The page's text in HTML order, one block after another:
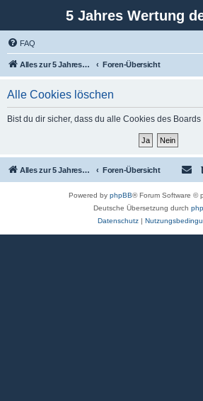
5 Jahres Wertung
FAQ
Alles zur 5 Jahreswertung / Tabelle der UEFA mit vielen Statistiken. Foren-Übersicht
Alle Cookies löschen
Bist du dir sicher, dass du alle Cookies des
Alles zur 5 Jahreswertung / Tabelle der UEFA mit vielen Statistiken. Foren-Übersicht
Powered by phpBB® Forum Software ©
Deutsche Übersetzung durch
Datenschutz|